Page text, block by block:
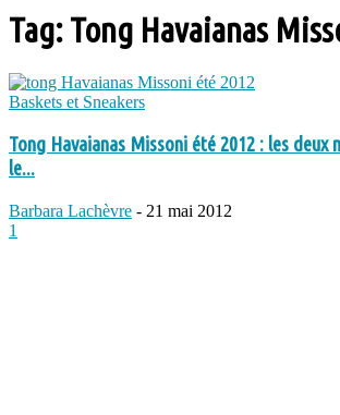
Tag: Tong Havaianas
Baskets et Sneakers
Tong Havaianas Missoni été 2012 : les
le...
Barbara Lachèvre - 21 mai 2012
1